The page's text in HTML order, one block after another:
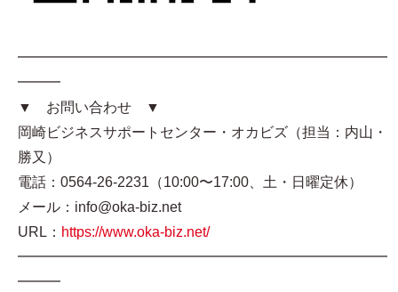
━━━━━━━━━━━━━━━━━━━━━━━━━━
━━━
▼ お問い合わせ ▼
岡崎ビジネスサポートセンター・オカビズ（担当：内山・
勝又）
電話：0564-26-2231（10:00〜17:00、土・日曜定休）
メール：info@oka-biz.net
URL： https://www.oka-biz.net/
━━━━━━━━━━━━━━━━━━━━━━━━━━
━━━